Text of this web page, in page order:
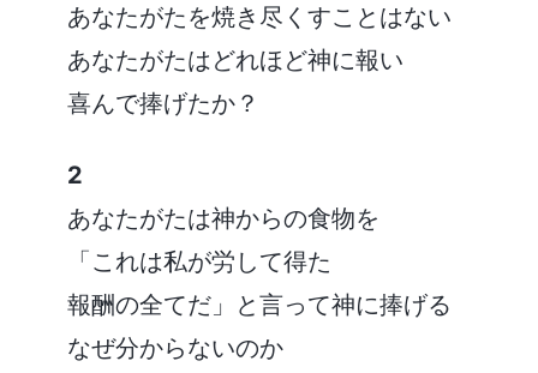
あなたがたを焼き尽くすことはない
あなたがたはどれほど神に報い
喜んで捧げたか？
2
あなたがたは神からの食物を
「これは私が労して得た
報酬の全てだ」と言って神に捧げる
なぜ分からないのか